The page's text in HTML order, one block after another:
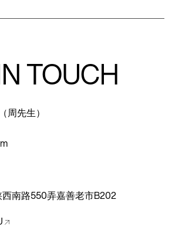
TOUCH
周先生）
南路550弄嘉善老市B202